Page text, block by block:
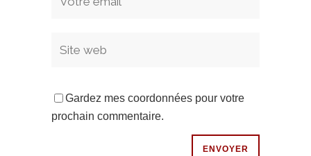
Gardez mes coordonnées pour votre
prochain commentaire.